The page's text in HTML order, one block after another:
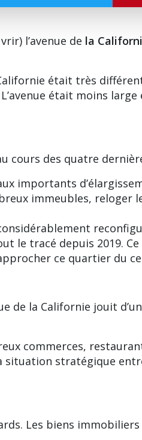
l’avenue de la
était très
était moins large
cours des quatre
importants
immeubles, reloger
le tracé depuis 2019.
ce quartier du
de la Californie jouit
commerces,
stratégique
Les biens